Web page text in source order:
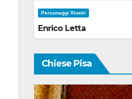
Personaggi Illustri
Enrico Letta
Chiese Pisa